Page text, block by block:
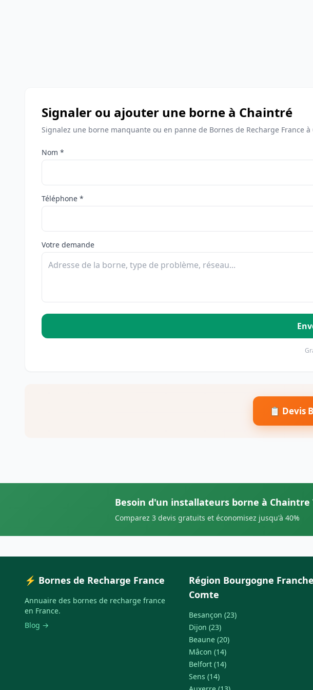
Signaler ou ajouter une borne à Chaintré
Signalez une borne manquante ou en panne de Bornes de Recharge France à
Nom *
Téléphone *
Votre demande
📋 Devis
Besoin d'un installateurs borne à Chaintre
Comparez 3 devis gratuits et économisez jusqu'à 40%
⚡ Bornes de Recharge France
Annuaire des bornes de recharge france
en France.
Blog →
Région Bourgogne Franche
Comte
Besançon (23)
Dijon (23)
Beaune (20)
Mâcon (14)
Belfort (14)
Sens (14)